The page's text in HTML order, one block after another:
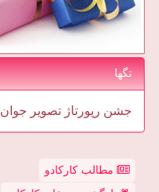
تگها
جشن رپورتاژ تصویر جوان
مطالب کارکادو